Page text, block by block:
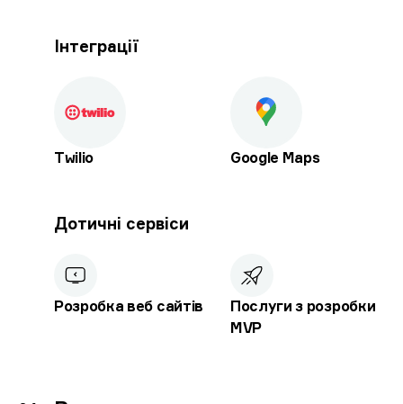
Інтеграції
Twilio Google Maps
Дотичні сервіси
Розробка веб сайтів
Послуги з розробки
MVP